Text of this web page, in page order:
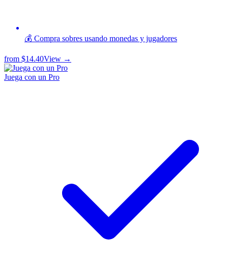
💰 Compra sobres usando monedas y jugadores
from $14.40View →
Juega con un Pro